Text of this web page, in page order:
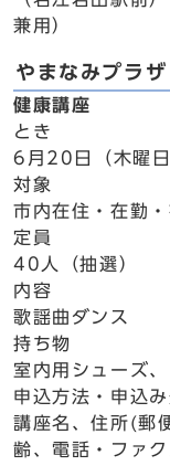
兼用）
やまなみプラザ
健康講座
とき
6月20日（木曜
対象
市内在住・在勤
定員
40人（抽選）
内容
歌謡曲ダンス
持ち物
室内用シューズ
申込方法・申込
講座名、住所(郵
齢、電話・ファ